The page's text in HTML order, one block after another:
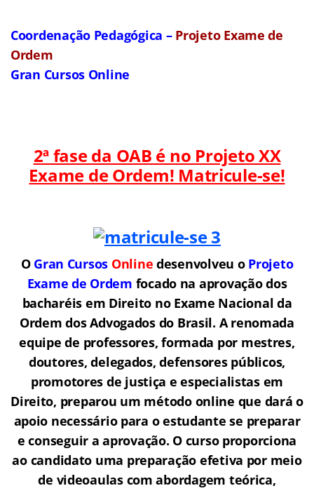
Coordenação Pedagógica – Projeto Exame de
Ordem
Gran Cursos Online
2ª fase da OAB é no Projeto XX
Exame de Ordem! Matricule-se!
O Gran Cursos Online desenvolveu o Projeto
Exame de Ordem focado na aprovação dos
bacharéis em Direito no Exame Nacional da
Ordem dos Advogados do Brasil. A renomada
equipe de professores, formada por mestres,
doutores, delegados, defensores públicos,
promotores de justiça e especialistas em
Direito, preparou um método online que dará o
apoio necessário para o estudante se preparar
e conseguir a aprovação. O curso proporciona
ao candidato uma preparação efetiva por meio
de videoaulas com abordagem teórica,